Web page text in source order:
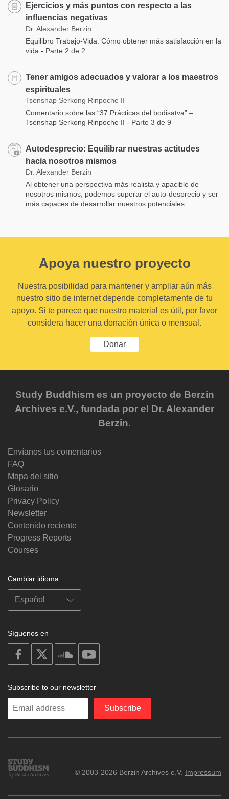
Ejercicios y más puntos con respecto a las
influencias negativas
Dr. Alexander Berzin
Equilibro Trabajo-Vida: Cómo obtener más satisfacción en la
vida - Parte 2 de 2
Tener amigos adecuados y valorar a los maestros
espirituales
Tsenshap Serkong Rinpoche II
Comentario sobre las “37 Prácticas del bodisatva” –
Tsenshap Serkong Rinpoche II - Parte 3 de 9
Autodesprecio: Equilibrar nuestras actitudes
hacia nosotros mismos
Dr. Alexander Berzin
Al obtener una perspectiva más realista y apacible de
nosotros mismos, podemos superar el auto-desprecio y ser
más capaces de desarrollar nuestros potenciales.
Apoya nuestro proyecto
Nuestra posibilidad para mantener y ampliar aún más
nuestro sitio de internet depende completamente de tu
apoyo. Si te parece que nuestro material es útil, por favor
considera hacer una donación única o mensual.
Donar
Study Buddhism es un proyecto de Berzin
Archives e.V., fundada por el Dr. Alexander
Berzin.
Envíanos tus comentarios
FAQ
Mapa del sitio
Glosario
Privacy Policy
Newsletter
Contenido reciente
Progress Reports
Courses
Cambiar idioma
Síguenos en
on
facebook
soundcloud
Subscribe to our newsletter
Enter
Subscribe
Study
Buddhism
© 2003-2026 Berzin Archives e.V. Impressum